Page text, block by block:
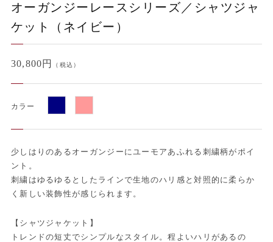
オーガンジーレースシリーズ／シャツジャ
ケット（ネイビー）
30,800円 （税込）
カラー
少しはりのあるオーガンジーにユーモアあふれる刺繍柄がポイ
ント。
刺繍はゆるゆるとしたラインで生地のハリ感と対照的に柔らか
く新しい装飾性が感じられます。
【シャツジャケット】
トレンドの短丈でシンプルなスタイル。程よいハリがあるの